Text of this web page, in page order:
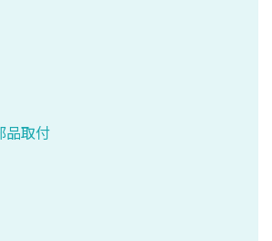
品取付